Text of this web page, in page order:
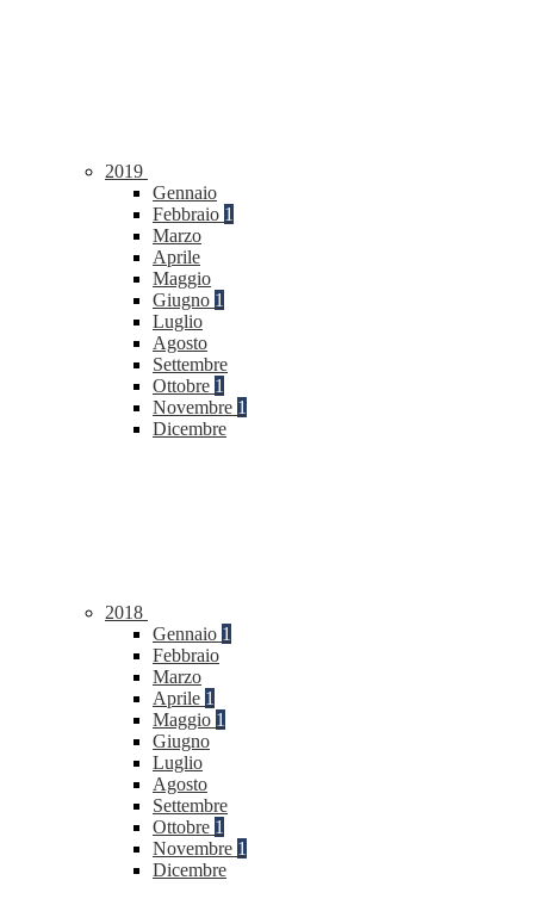
2019
Gennaio
Febbraio 1
Marzo
Aprile
Maggio
Giugno 1
Luglio
Agosto
Settembre
Ottobre 1
Novembre 1
Dicembre
2018
Gennaio 1
Febbraio
Marzo
Aprile 1
Maggio 1
Giugno
Luglio
Agosto
Settembre
Ottobre 1
Novembre 1
Dicembre